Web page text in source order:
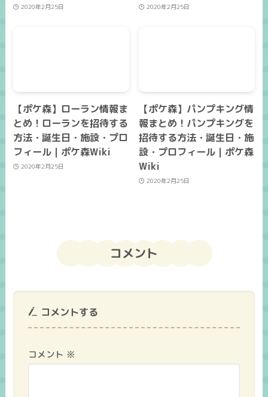
2020年2月25日 2020年2月25日
【ポケ森】ローラン情報ま
とめ！ローランを招待する
方法・誕生日・施設・プロ
フィール｜ポケ森Wiki
2020年2月25日
【ポケ森】パンプキング情
報まとめ！パンプキングを
招待する方法・誕生日・施
設・プロフィール｜ポケ森
Wiki
2020年2月25日
コメント
コメントする
コメント ※